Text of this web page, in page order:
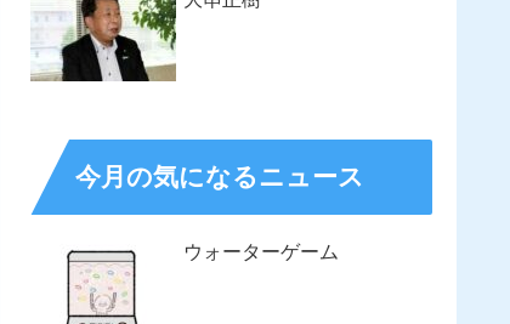
今月の気になるニュース
ウォーターゲーム